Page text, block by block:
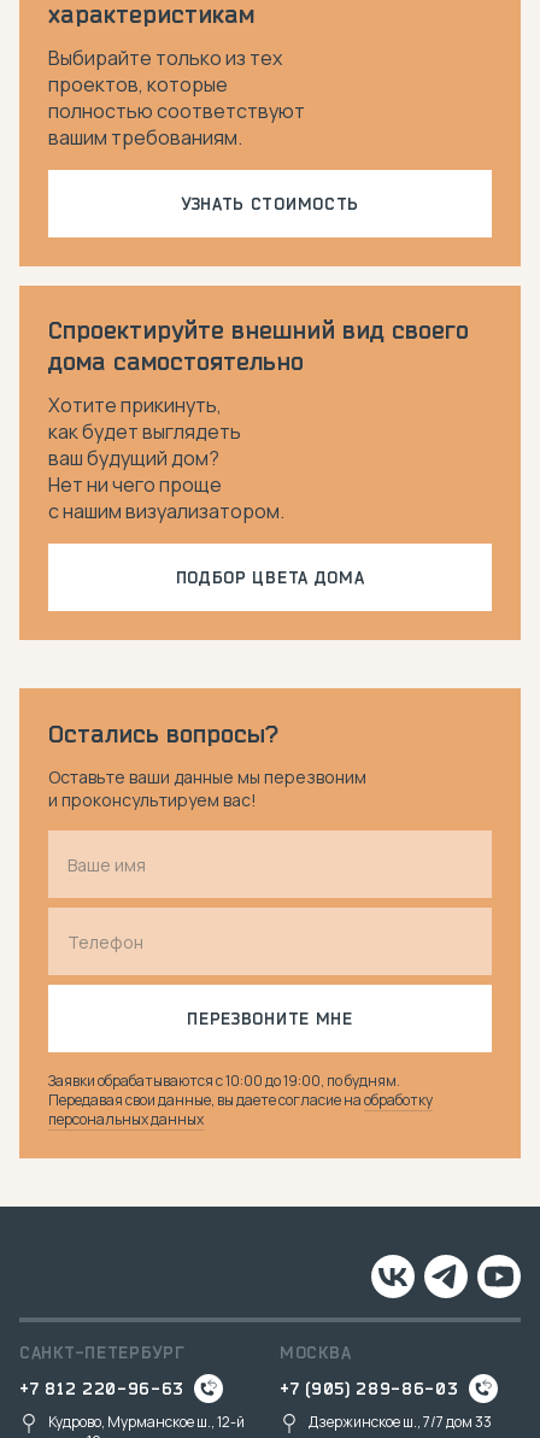
характеристикам
Выбирайте только из тех
проектов, которые
полностью соответствуют
вашим требованиям.
УЗНАТЬ СТОИМОСТЬ
Спроектируйте внешний вид своего
дома самостоятельно
Хотите прикинуть,
как будет выглядеть
ваш будущий дом?
Нет ни чего проще
с нашим визуализатором.
ПОДБОР ЦВЕТА ДОМА
Остались вопросы?
Оставьте ваши данные мы перезвоним
и проконсультируем вас!
ПЕРЕЗВОНИТЕ МНЕ
Заявки обрабатываются с 10:00 до 19:00, по будням.
Передавая свои данные, вы даете согласие наобработку
персональных данных
САНКТ-ПЕТЕРБУРГ
+7 812 220-96-63
Кудрово, Мурманское ш., 12-й
МОСКВА
+7 (905) 289-86-03
Дзержинское ш., 7/7 дом 33